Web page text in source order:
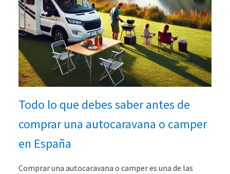
Todo lo que debes saber antes de
comprar una autocaravana o camper
en España
Comprar una autocaravana o camper es una de las